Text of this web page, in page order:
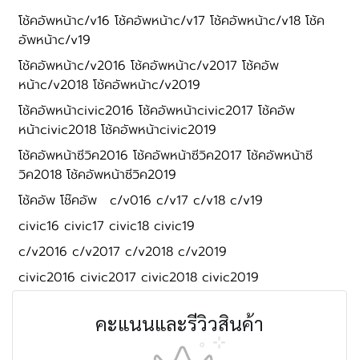
โช้คอัพหน้าc/v16 โช้คอัพหน้าc/v17 โช้คอัพหน้าc/v18 โช้ค
อัพหน้าc/v19
โช้คอัพหน้าc/v2016 โช้คอัพหน้าc/v2017 โช้คอัพ
หน้าc/v2018 โช้คอัพหน้าc/v2019
โช้คอัพหน้าcivic2016 โช้คอัพหน้าcivic2017 โช้คอัพ
หน้าcivic2018 โช้คอัพหน้าcivic2019
โช้คอัพหน้าซีวิค2016 โช้คอัพหน้าซีวิค2017 โช้คอัพหน้าซี
วิค2018 โช้คอัพหน้าซีวิค2019
โช้คอัพ โช๊คอัพ
c/v016 c/v17 c/v18 c/v19
civic16 civic17 civic18 civic19
c/v2016 c/v2017 c/v2018 c/v2019
civic2016 civic2017 civic2018 civic2019
คะแนนและรีวิวสินค้า